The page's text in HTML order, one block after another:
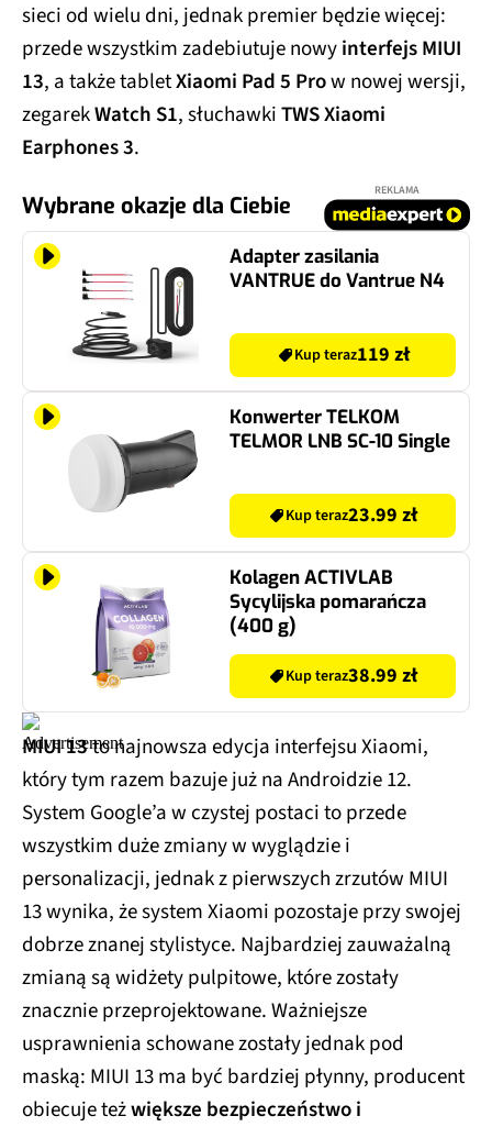
sieci od wielu dni, jednak premier będzie więcej:
przede wszystkim zadebiutuje nowyinterfejs MIUI
13, a także tabletXiaomi Pad 5 Prow nowej wersji,
zegarekWatch S1, słuchawkiTWS Xiaomi
Earphones 3.
Wybrane okazje dla Ciebie
REKLAMA
Adapter zasilania
VANTRUE do Vantrue N4
Kup teraz119 zł
Konwerter TELKOM
TELMOR LNB SC-10 Single
Kup teraz23.99 zł
Kolagen ACTIVLAB
Sycylijska pomarańcza
(400 g)
Kup teraz38.99 zł
MIUI 13to najnowsza edycja interfejsu Xiaomi,
który tym razem bazuje już na Androidzie 12.
System Google’a w czystej postaci to przede
wszystkim duże zmiany w wyglądzie i
personalizacji, jednak z pierwszych zrzutów MIUI
13 wynika, że system Xiaomi pozostaje przy swojej
dobrze znanej stylistyce. Najbardziej zauważalną
zmianą są widżety pulpitowe, które zostały
znacznie przeprojektowane. Ważniejsze
usprawnienia schowane zostały jednak pod
maską: MIUI 13 ma być bardziej płynny, producent
obiecuje teżwiększe bezpieczeństwo i